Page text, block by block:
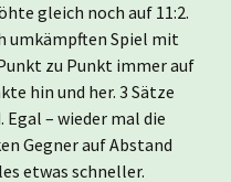
gleich noch auf 11:2.
umkämpften Spiel mit
zu Punkt immer auf
hin und her. 3 Sätze
– wieder mal die
Gegner auf Abstand
etwas schneller.